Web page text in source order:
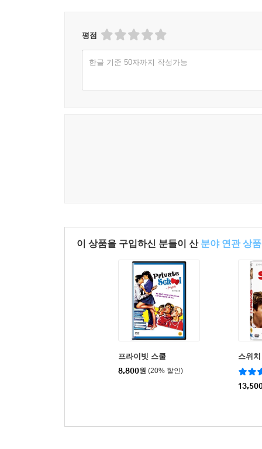
평점
한글 기준 50자까지 작성가능
이 상품을 구입하신 분들이 산 분야 연관 상품
프라이빗 스쿨
8,800원 (20% 할인)
스위치